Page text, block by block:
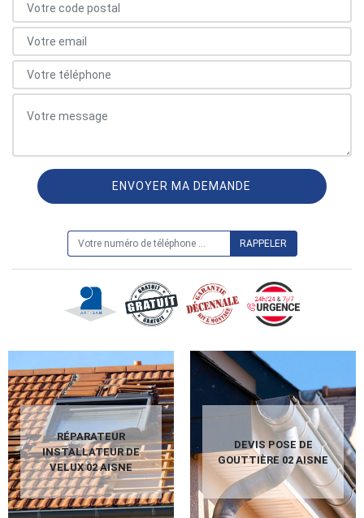
RÉPARATEUR
INSTALLATEUR DE
VELUX 02 AISNE
DEVIS POSE DE
GOUTTIÈRE 02 AISNE